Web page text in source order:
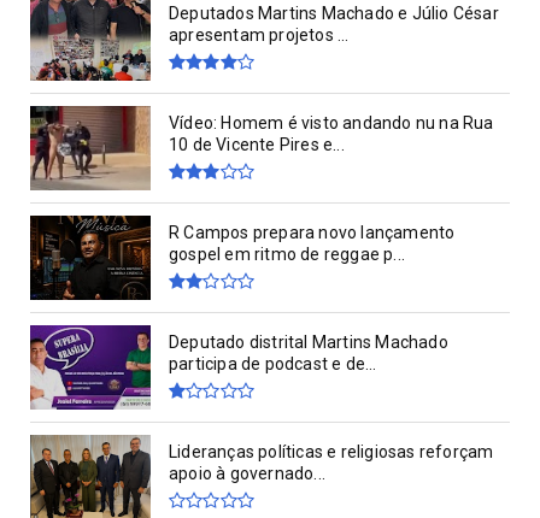
Deputados Martins Machado e Júlio César
apresentam projetos ...
Vídeo: Homem é visto andando nu na Rua
10 de Vicente Pires e...
R Campos prepara novo lançamento
gospel em ritmo de reggae p...
Deputado distrital Martins Machado
participa de podcast e de...
Lideranças políticas e religiosas reforçam
apoio à governado...